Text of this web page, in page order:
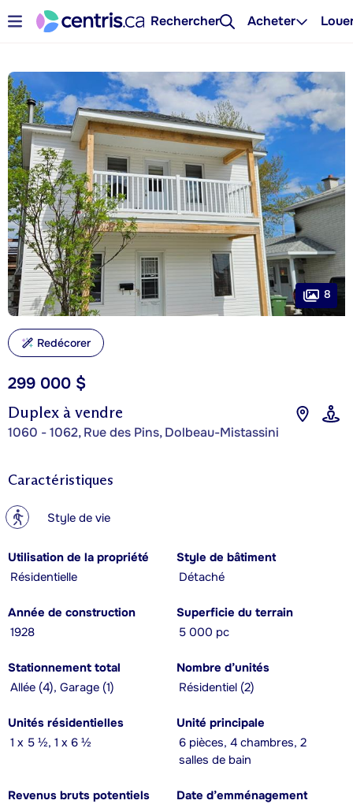
Rechercher Acheter
Duplex à vendre
1060 - 1062, Rue des Pins, Dolbeau-Mistassini
299 000 $
8
Redécorer
Caractéristiques
? Style de vie
Utilisation de la propriété
Résidentielle
Style de bâtiment
Détaché
Année de construction
1928
Superficie du terrain
5 000 pc
Stationnement total
Allée (4), Garage (1)
Nombre d’unités
Résidentiel (2)
Unités résidentielles
1 x 5 ½, 1 x 6 ½
Unité principale
6 pièces, 4 chambres, 2
salles de bain
Revenus bruts potentiels
Date d’emménagement